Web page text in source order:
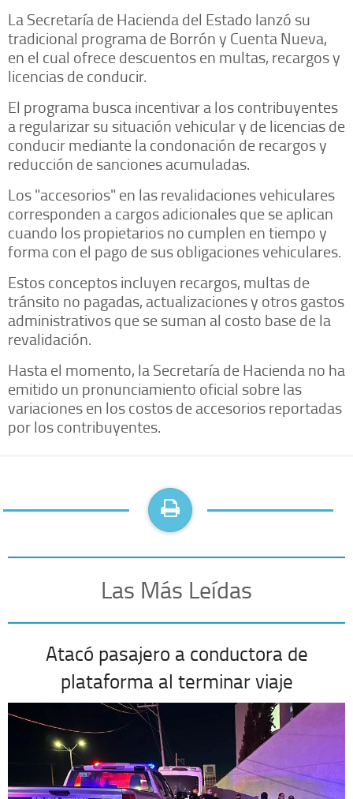
La Secretaría de Hacienda del Estado lanzó su
tradicional programa de Borrón y Cuenta Nueva,
en el cual ofrece descuentos en multas, recargos y
licencias de conducir.
El programa busca incentivar a los contribuyentes
a regularizar su situación vehicular y de licencias de
conducir mediante la condonación de recargos y
reducción de sanciones acumuladas.
Los "accesorios" en las revalidaciones vehiculares
corresponden a cargos adicionales que se aplican
cuando los propietarios no cumplen en tiempo y
forma con el pago de sus obligaciones vehiculares.
Estos conceptos incluyen recargos, multas de
tránsito no pagadas, actualizaciones y otros gastos
administrativos que se suman al costo base de la
revalidación.
Hasta el momento, la Secretaría de Hacienda no ha
emitido un pronunciamiento oficial sobre las
variaciones en los costos de accesorios reportadas
por los contribuyentes.
Las Más Leídas
Atacó pasajero a conductora de
plataforma al terminar viaje